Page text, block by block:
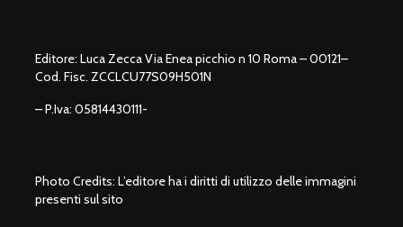
Editore: Luca Zecca Via Enea picchio n 10 Roma – 00121–
Cod. Fisc. ZCCLCU77S09H501N
– P.Iva: 05814430111-
Photo Credits: L’editore ha i diritti di utilizzo delle immagini
presenti sul sito